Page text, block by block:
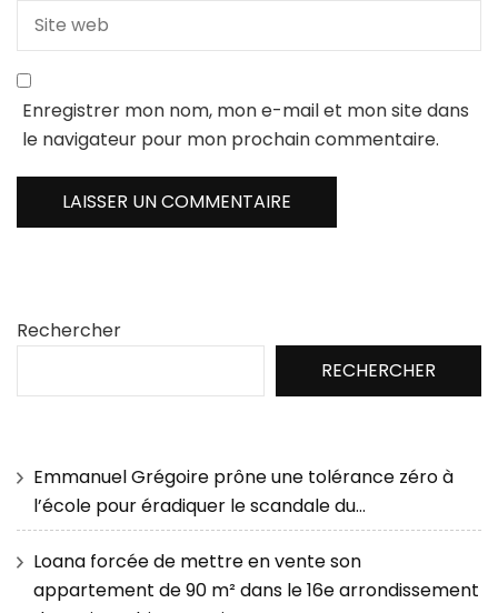
Enregistrer mon nom, mon e-mail et mon site dans
le navigateur pour mon prochain commentaire.
Rechercher
RECHERCHER
Emmanuel Grégoire prône une tolérance zéro à
l’école pour éradiquer le scandale du…
Loana forcée de mettre en vente son
appartement de 90 m² dans le 16e arrondissement